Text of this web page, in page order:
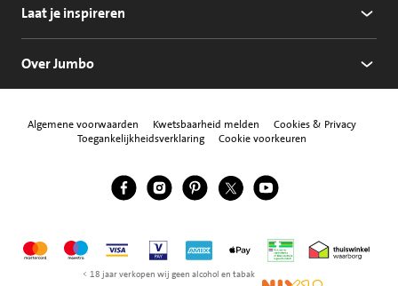
Laat je inspireren
Over Jumbo
Algemene voorwaarden Kwetsbaarheid melden
Cookies & Privacy
Toegankelijkheidsverklaring
Cookie voorkeuren
Volg ons
Jumbo Facebook
Jumbo Instagram
Jumbo Pinterest
Jumbo Twitter
Jumbo YouTube
MastercardMaestroVisa Vpay American Express
Apple Pay Thuiswinkel
< 18 jaar verkopen wij geen alcohol en tabak NIX18